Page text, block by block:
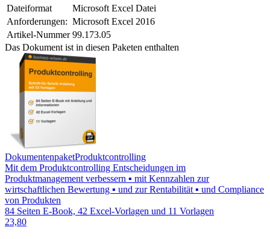
Dateiformat
Microsoft Excel Datei
Anforderungen: Microsoft Excel 2016
Artikel-Nummer 99.173.05
Das Dokument ist in diesen Paketen enthalten
DokumentenpaketProduktcontrolling
Mit dem Produktcontrolling Entscheidungen im
Produktmanagement verbessern ▪ mit Kennzahlen zur
wirtschaftlichen Bewertung ▪ und zur Rentabilität ▪ und Compliance
von Produkten
84 Seiten E-Book, 42 Excel-Vorlagen und 11 Vorlagen
23,80